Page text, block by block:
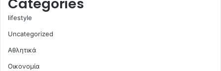
Categories
lifestyle
Uncategorized
Αθλητικά
Οικονομία